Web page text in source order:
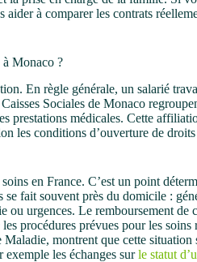
aider à comparer les contrats
Monaco ?
En règle générale, un salarié
Sociales de Monaco
prestations médicales. Cette
les conditions d’ouverture de
en France. C’est un point
fait souvent près du domicile :
ou urgences. Le remboursement de
procédures prévues pour les soins
montrent que cette situation
les échanges surle statut